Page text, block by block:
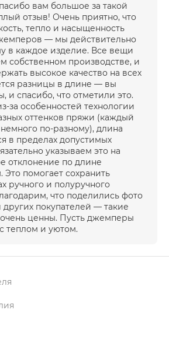
вам большое за такой
отзыв! Очень приятно, что
тепло и насыщенность
— мы действительно
в каждое изделие. Все вещи
собственном производстве, и
высокое качество на всех
разницы в длине — вы
и спасибо, что отметили это.
за особенностей технологии
оттенков пряжи (каждый
по-разному), длина
в пределах допустимых
указываем это на
отклонение по длине
Это помогает сохранить
ручного и полуручного
что поделились фото
покупателей — такие
ценны. Пусть джемперы
теплом и уютом.